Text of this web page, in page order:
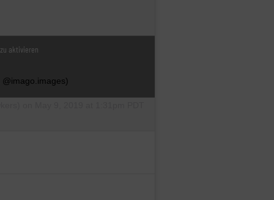
@imago.images)
aktivieren